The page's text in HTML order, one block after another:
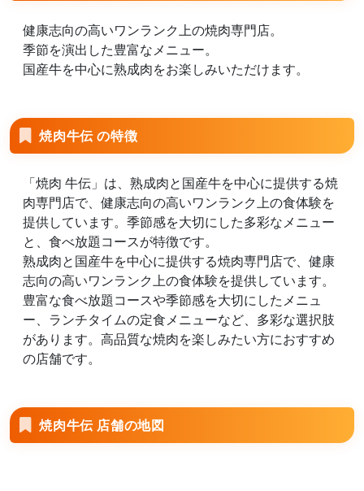
健康志向の高いワンランク上の焼肉専門店。
季節を演出した豊富なメニュー。
国産牛を中心に熟成肉をお楽しみいただけます。
焼肉牛伝 の特徴
「焼肉 牛伝」は、熟成肉と国産牛を中心に提供する焼
肉専門店で、健康志向の高いワンランク上の食体験を
提供しています。季節感を大切にした多彩なメニュー
と、食べ放題コースが特徴です。
熟成肉と国産牛を中心に提供する焼肉専門店で、健康
志向の高いワンランク上の食体験を提供しています。
豊富な食べ放題コースや季節感を大切にしたメニュ
ー、ランチタイムの定食メニューなど、多彩な選択肢
があります。高品質な焼肉を楽しみたい方におすすめ
の店舗です。
焼肉牛伝 店舗の地図